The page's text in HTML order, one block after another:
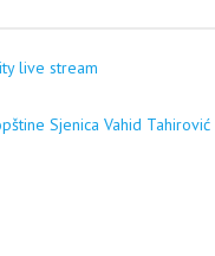
live stream
Sjenica Vahid Tahirović